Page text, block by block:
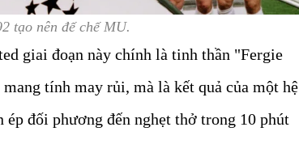
tạo nên đế chế MU.
giai đoạn này chính là tinh thần "Fergie
tính may rủi, mà là kết quả của một hệ
đối phương đến nghẹt thở trong 10 phút